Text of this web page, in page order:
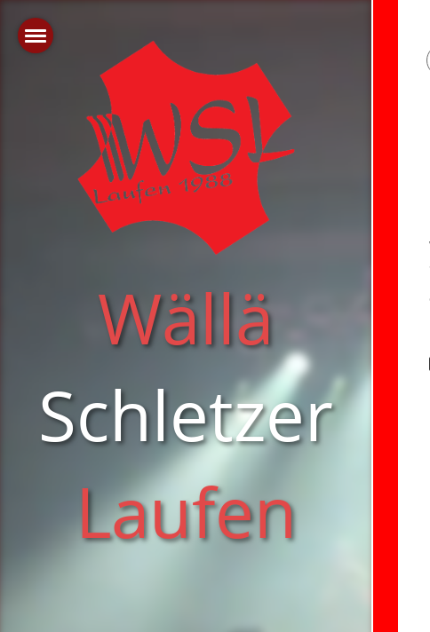
Wällä
Schletzer
Laufen